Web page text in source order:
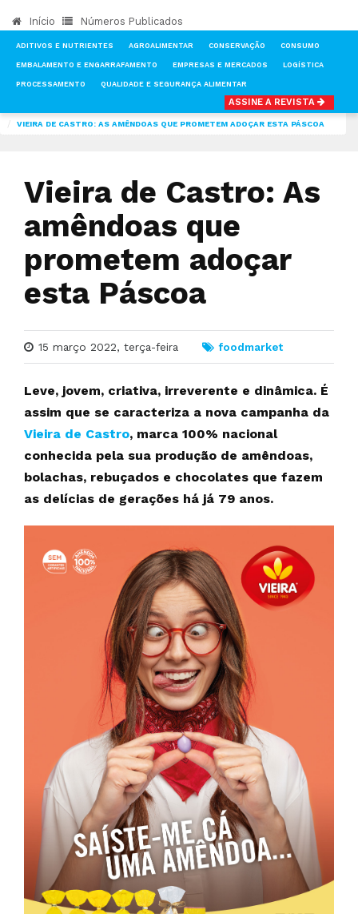
Início Números Publicados
ADITIVOS E NUTRIENTES AGROALIMENTAR CONSERVAÇÃO CONSUMO
EMBALAMENTO E ENGARRAFAMENTO EMPRESAS E MERCADOS LOGÍSTICA
PROCESSAMENTO QUALIDADE E SEGURANÇA ALIMENTAR
ASSINE A REVISTA
VIEIRA DE CASTRO: AS AMÊNDOAS QUE PROMETEM ADOÇAR ESTA PÁSCOA
Vieira de Castro: As
amêndoas que
prometem adoçar
esta Páscoa
15 março 2022, terça-feira foodmarket
Leve, jovem, criativa, irreverente e dinâmica. É
assim que se caracteriza a nova campanha da
Vieira de Castro, marca 100% nacional
conhecida pela sua produção de amêndoas,
bolachas, rebuçados e chocolates que fazem
as delícias de gerações há já 79 anos.